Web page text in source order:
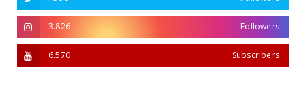
3.826 Followers
6.570 Subscribers